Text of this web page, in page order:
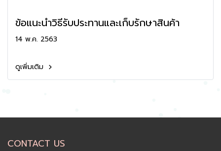
ข้อแนะนำวิธีรับประทานและเก็บรักษาสินค้า
14 พ.ค. 2563
ดูเพิ่มเติม
CONTACT US